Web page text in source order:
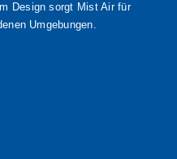
Design sorgt Mist Air für
Umgebungen.